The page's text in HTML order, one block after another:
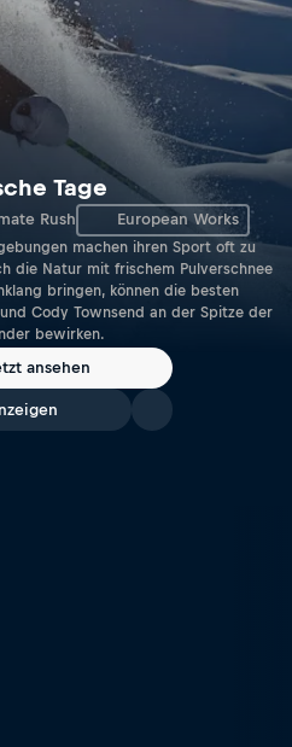
Tage
Rush European Works
machen ihren Sport oft zu
die Natur mit frischem Pulverschnee
bringen, können die besten
Cody Townsend an der Spitze der
bewirken.
ansehen